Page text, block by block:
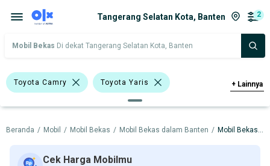
Tangerang Selatan Kota, Banten 2
Mobil Bekas Di dekat Tangerang Selatan Kota, Banten
Toyota Camry Toyota Yaris
Toyota
Harga Merek Dan Model Tahun
Tipe Bodi Tipe Membership
+ Lainnya
Beranda / Mobil / Mobil Bekas / Mobil Bekas dalam Banten / Mobil Bekas dalam Tangerang Selatan Kota
Cek Harga Mobilmu